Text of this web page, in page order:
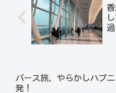
パース旅、やらかしハプ
発！